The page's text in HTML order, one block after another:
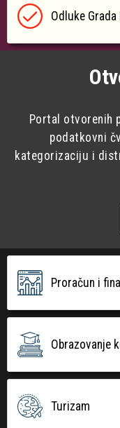
Odluke Grada
Portal otvorenih
podatkovni
kategorizaciju i
Proračun i
Obrazovanje
Turizam